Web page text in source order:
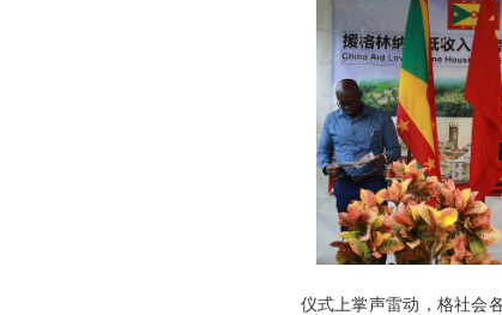
仪式上掌声雷动，格社会各